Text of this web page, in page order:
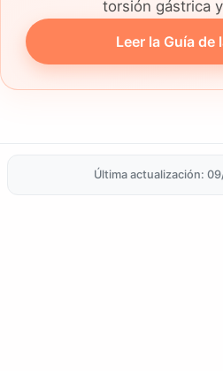
torsión gástrica
Leer la Guía de
Última actualización: